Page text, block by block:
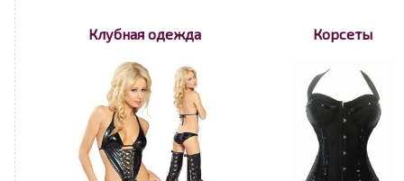
Клубная одежда Корсеты